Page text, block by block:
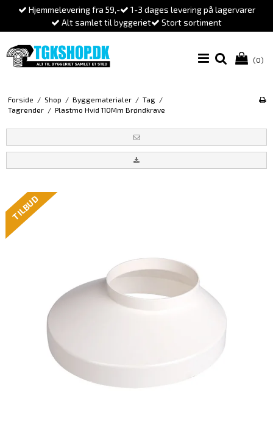
Hjemmelevering fra 59,-
1-3 dages levering på lagervarer
Alt samlet til byggeriet
Stort sortiment
(0)
Forside / Shop / Byggematerialer / Tag /
Tagrender / Plastmo Hvid 110Mm Brøndkrave
TILBUD